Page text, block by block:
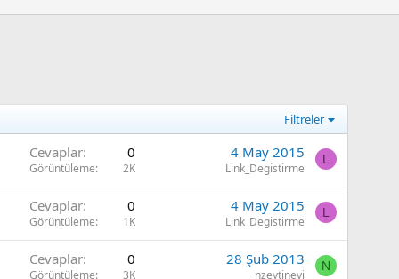
Filtreler
Cevaplar 0
Görüntüleme 2K
4 May 2015
Link_Degistirme
L
Cevaplar 0
Görüntüleme 1K
4 May 2015
Link_Degistirme
L
Cevaplar 0
Görüntüleme 3K
28 Şub 2013
nzeytinevi
N